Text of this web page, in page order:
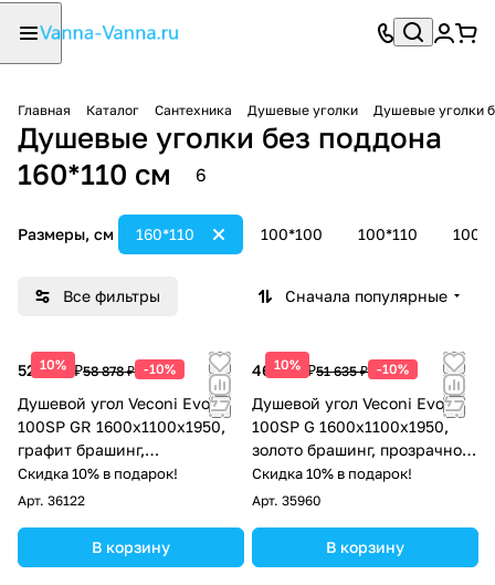
Главная Каталог Сантехника Душевые уголки Душевые уголки
Душевые уголки без поддона
160*110 см
6
Размеры, см 100*100 100*110
160*110
Все фильтры Сначала популярные
10%
52 990 ₽58 878 ₽ -10%
Душевой угол Veconi Evo
100SP GR 1600х1100x1950,
графит брашинг,
тонированное стекло
Скидка 10% в подарок!
Арт. 36122
В корзину
10%
46 472 ₽51 635 ₽ -10%
Душевой угол Veconi Evo
100SP G 1600х1100x1950,
золото брашинг, прозрачное
стекло
Скидка 10% в подарок!
Арт. 35960
В корзину